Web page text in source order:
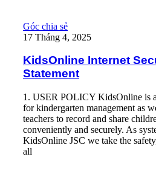
KidsOnline Internet Security and
Góc chia sẻ
17 Tháng 4, 2025
KidsOnline Internet
Statement
1. USER POLICY KidsOnline is
for kindergarten management as
teachers to record and share
conveniently and securely. As
KidsOnline JSC we take the
all